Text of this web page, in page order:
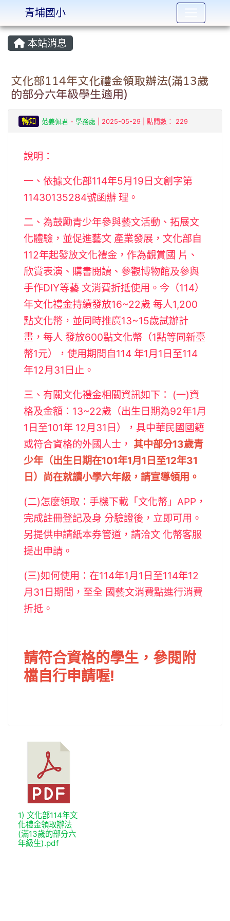
:::
本站消息
文化部114年文化禮金領取辦法(滿13歲
的部分六年級學生適用)
轉知 范姜佩君- 學務處 | 2025-05-29 | 點閱數： 229
說明：
一、依據文化部114年5月19日文創字第
11430135284號函辦 理。
二、為鼓勵青少年參與藝文活動、拓展文
化體驗，並促進藝文 產業發展，文化部自
112年起發放文化禮金，作為觀賞國 片、
欣賞表演、購書閱讀、參觀博物館及參與
手作DIY等藝 文消費折抵使用。今（114）
年文化禮金持續發放16~22歲 每人1,200
點文化幣，並同時推廣13~15歲試辦計
畫，每人 發放600點文化幣（1點等同新臺
幣1元），使用期間自114 年1月1日至114
年12月31日止。
三、有關文化禮金相關資訊如下： (一)資
格及金額：13~22歲（出生日期為92年1月
1日至101年 12月31日），具中華民國國籍
或符合資格的外國人士， 其中部分13歲青
少年（出生日期在101年1月1日至12年31
日）尚在就讀小學六年級，請宣導領用。
(二)怎麼領取：手機下載「文化幣」APP，
完成註冊登記及身 分驗證後，立即可用。
另提供申請紙本券管道，請洽文 化幣客服
提出申請。
(三)如何使用：在114年1月1日至114年12
月31日期間，至全 國藝文消費點進行消費
折抵。
請符合資格的學生，參閱附
檔自行申請喔!
1) 文化部114年文
化禮金領取辦法
(滿13歲的部分六
年級生).pdf
青埔國小